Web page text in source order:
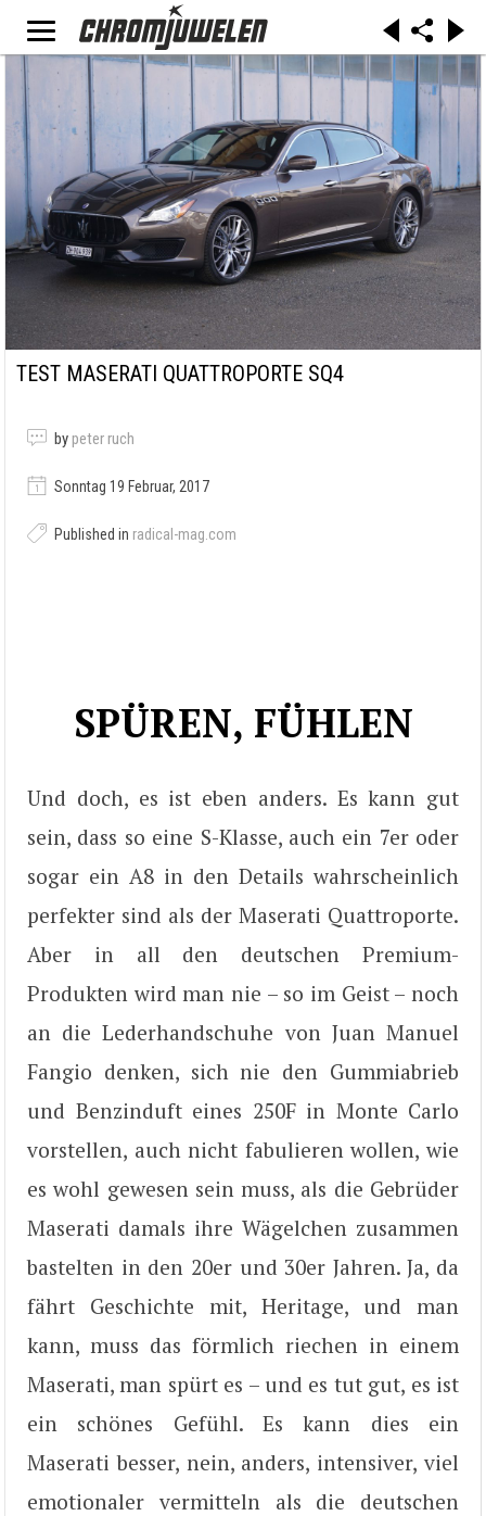
TEST MASERATI QUATTROPORTE SQ4
by peter ruch
Sonntag 19 Februar, 2017
Published in radical-mag.com
SPÜREN, FÜHLEN
Und doch, es ist eben anders. Es kann gut
sein, dass so eine S-Klasse, auch ein 7er oder
sogar ein A8 in den Details wahrscheinlich
perfekter sind als der Maserati Quattroporte.
Aber in all den deutschen Premium-
Produkten wird man nie – so im Geist – noch
an die Lederhandschuhe von Juan Manuel
Fangio denken, sich nie den Gummiabrieb
und Benzinduft eines 250F in Monte Carlo
vorstellen, auch nicht fabulieren wollen, wie
es wohl gewesen sein muss, als die Gebrüder
Maserati damals ihre Wägelchen zusammen
bastelten in den 20er und 30er Jahren. Ja, da
fährt Geschichte mit, Heritage, und man
kann, muss das förmlich riechen in einem
Maserati, man spürt es – und es tut gut, es ist
ein schönes Gefühl. Es kann dies ein
Maserati besser, nein, anders, intensiver, viel
emotionaler vermitteln als die deutschen